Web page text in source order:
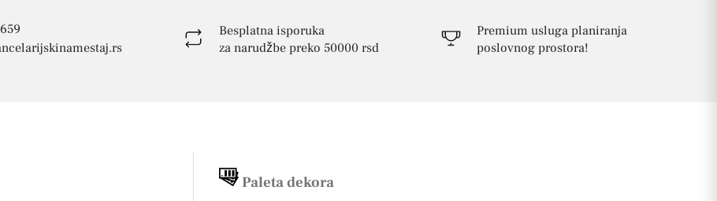
Besplatna isporuka
za narudžbe preko 50000 rsd
Premium usluga planiranja
poslovnog prostora!
Paleta dekora